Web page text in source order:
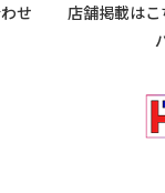
せ 店舗掲載はこ